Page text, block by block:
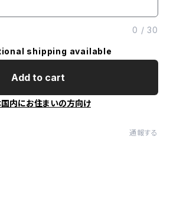
0 /30
shipping available
Add to cart
国内にお住まいの方向け
通報する